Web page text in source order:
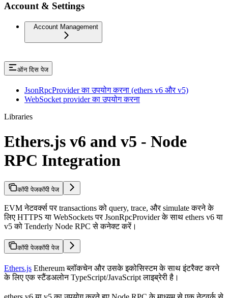
Account & Settings
Account Management
ऑन दिस पेज
JsonRpcProvider का उपयोग करना (ethers v6 और v5)
WebSocket provider का उपयोग करना
Libraries
Ethers.js v6 and v5 - Node
RPC Integration
कॉपी पेजकॉपी पेज
EVM नेटवर्क्स पर transactions को query, trace, और simulate करने के
लिए HTTPS या WebSockets पर JsonRpcProvider के साथ ethers v6 या
v5 को Tenderly Node RPC से कनेक्ट करें।
कॉपी पेजकॉपी पेज
Ethers.js Ethereum ब्लॉकचेन और उसके इकोसिस्टम के साथ इंटरैक्ट करने
के लिए एक स्टैंडअलोन TypeScript/JavaScript लाइब्रेरी है।